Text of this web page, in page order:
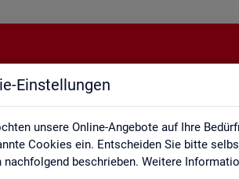
Einstellungen
unsere Online-Angebote auf Ihre
Cookies ein. Entscheiden Sie bitte
nachfolgend beschrieben. Weitere
Kontakt,